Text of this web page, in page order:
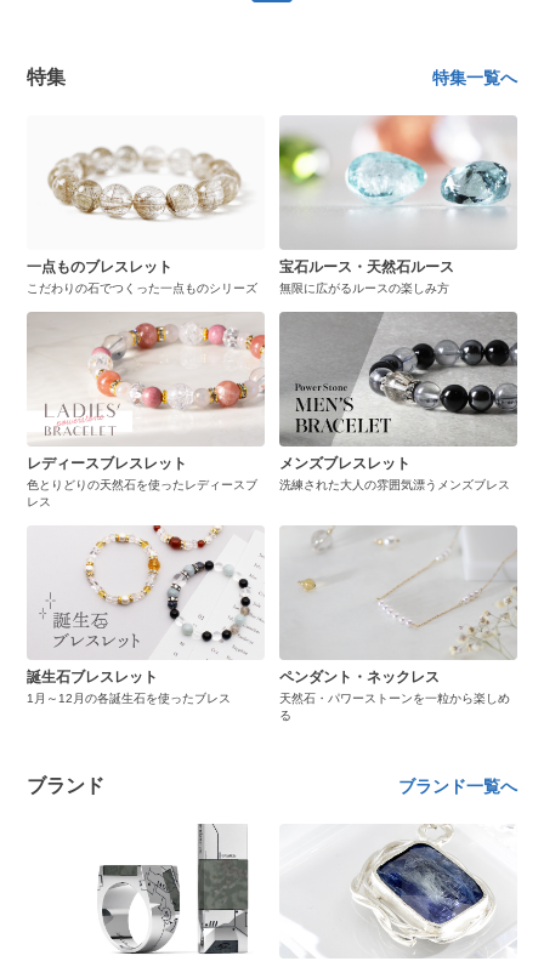
特集 特集一覧へ
一点ものブレスレット
こだわりの石でつくった一点ものシリーズ
宝石ルース・天然石ルース
無限に広がるルースの楽しみ方
レディースブレスレット
色とりどりの天然石を使ったレディースブ
レス
メンズブレスレット
洗練された大人の雰囲気漂うメンズブレス
誕生石ブレスレット
1月～12月の各誕生石を使ったブレス
ペンダント・ネックレス
天然石・パワーストーンを一粒から楽しめ
る
ブランド ブランド一覧へ